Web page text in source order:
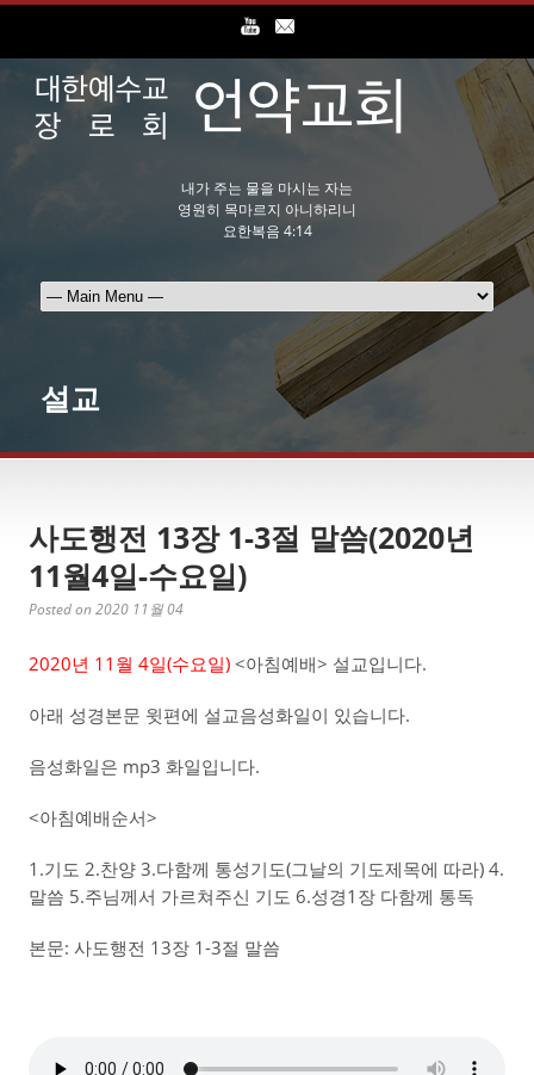
내가 주는 물을 마시는 자는
영원히 목마르지 아니하리니
요한복음 4:14
설교
사도행전 13장 1-3절 말씀(2020년
11월4일-수요일)
Posted on 2020 11월 04
2020년 11월 4일(수요일) <아침예배> 설교입니다.
아래 성경본문 윗편에 설교음성화일이 있습니다.
음성화일은 mp3 화일입니다.
<아침예배순서>
1.기도 2.찬양 3.다함께 통성기도(그날의 기도제목에 따라) 4.
말씀 5.주님께서 가르쳐주신 기도 6.성경1장 다함께 통독
본문: 사도행전 13장 1-3절 말씀